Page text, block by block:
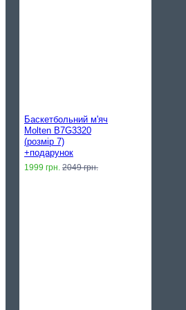
Баскетбольний м'яч
Molten B7G3320
(розмір 7)
+подарунок
1999 грн. 2049 грн.